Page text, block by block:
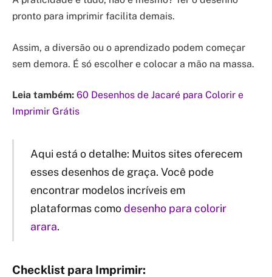
pronto para imprimir facilita demais.
Assim, a diversão ou o aprendizado podem começar
sem demora. É só escolher e colocar a mão na massa.
Leia também: 60 Desenhos de Jacaré para Colorir e
Imprimir Grátis
Aqui está o detalhe: Muitos sites oferecem
esses desenhos de graça. Você pode
encontrar modelos incríveis em
plataformas comodesenho para colorir
arara.
Checklist para Imprimir: